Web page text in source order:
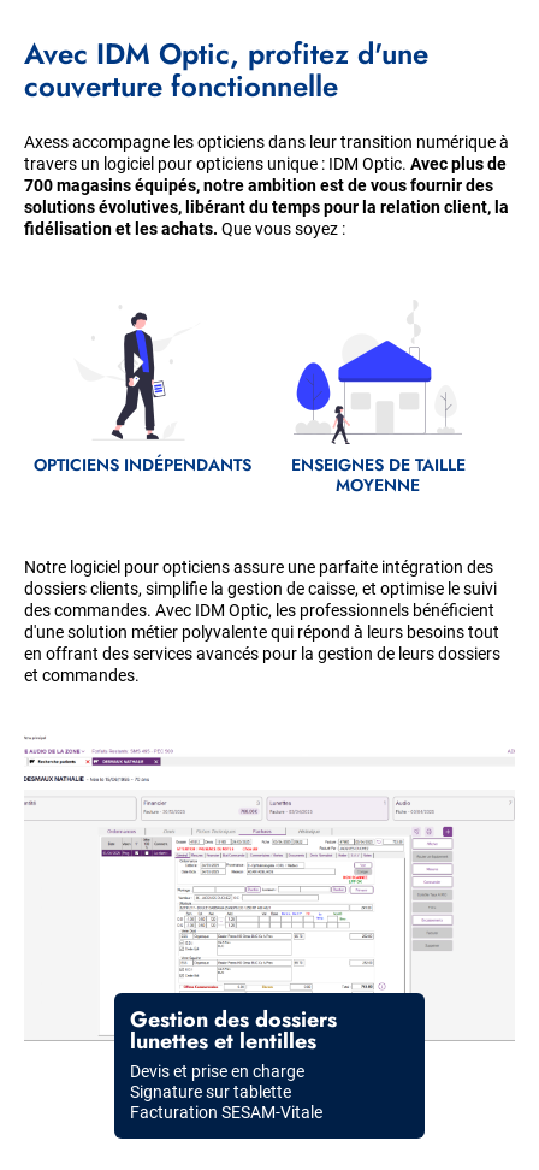
Avec IDM Optic, profitez d'une
couverture fonctionnelle
Axess accompagne les opticiens dans leur transition numérique à
travers un logiciel pour opticiens unique : IDM Optic. Avec plus de
700 magasins équipés, notre ambition est de vous fournir des
solutions évolutives, libérant du temps pour la relation client, la
fidélisation et les achats. Que vous soyez :
source
OPTICIENS INDÉPENDANTS
ENSEIGNES DE TAILLE
MOYENNE
Notre logiciel pour opticiens assure une parfaite intégration des
dossiers clients, simplifie la gestion de caisse, et optimise le suivi
des commandes. Avec IDM Optic, les professionnels bénéficient
d'une solution métier polyvalente qui répond à leurs besoins tout
en offrant des services avancés pour la gestion de leurs dossiers
et commandes.
Item
Carrousel
Image
Title
Gestion des dossiers
lunettes et lentilles
Description
Devis et prise en charge
Signature sur tablette
Facturation SESAM-Vitale